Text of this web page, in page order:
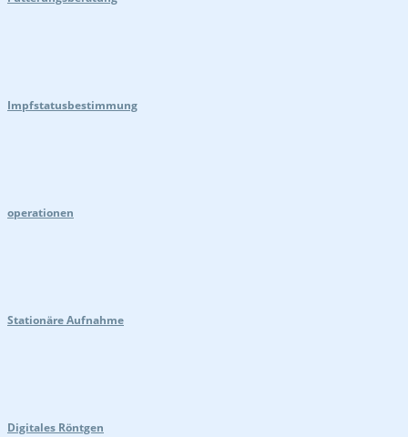
Impfstatusbestimmung
operationen
Stationäre Aufnahme
Digitales Röntgen